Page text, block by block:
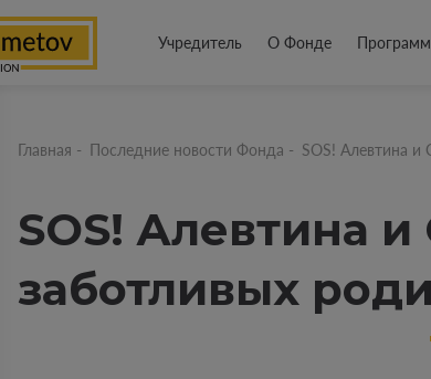
Учредитель О Фонде
Главная - Последние новости Фонда - SOS! Алевтина и
SOS! Алевтина
заботливых